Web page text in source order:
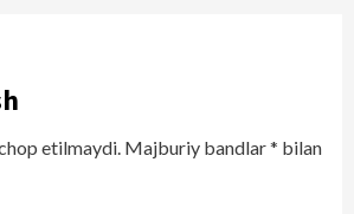
etilmaydi. Majburiy bandlar* bilan